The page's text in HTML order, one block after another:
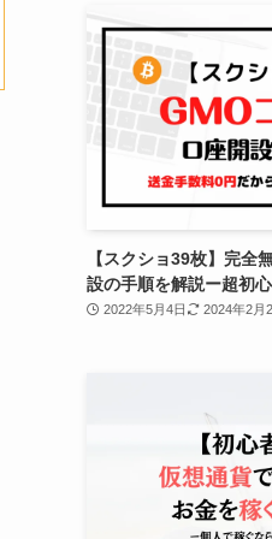
【スクショ39枚】完全
設の手順を解説ー超初
2022年5月4日 2024年2月